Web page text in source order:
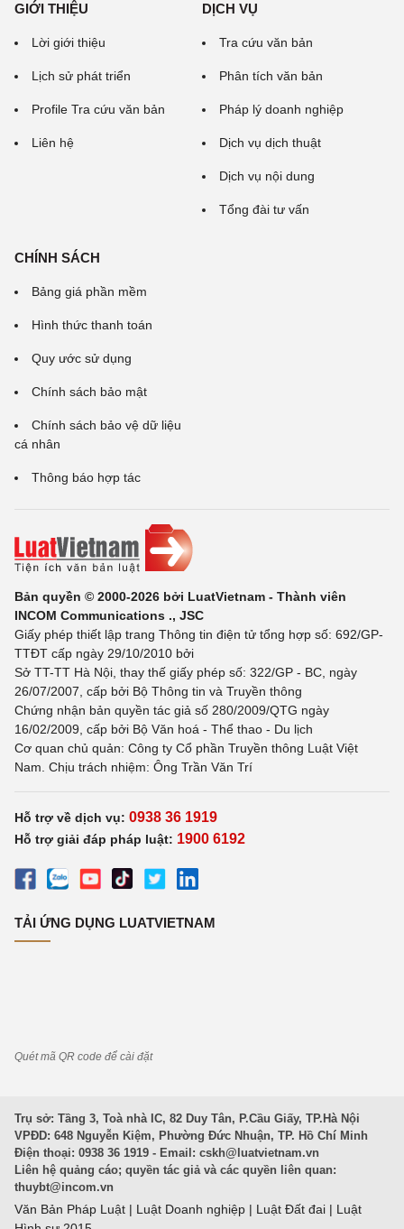
GIỚI THIỆU
Lời giới thiệu
Lịch sử phát triển
Profile Tra cứu văn bản
Liên hệ
DỊCH VỤ
Tra cứu văn bản
Phân tích văn bản
Pháp lý doanh nghiệp
Dịch vụ dịch thuật
Dịch vụ nội dung
Tổng đài tư vấn
CHÍNH SÁCH
Bảng giá phần mềm
Hình thức thanh toán
Quy ước sử dụng
Chính sách bảo mật
Chính sách bảo vệ dữ liệu
cá nhân
Thông báo hợp tác
Bản quyền © 2000-2026 bởi LuatVietnam - Thành viên
INCOM Communications ., JSC
Giấy phép thiết lập trang Thông tin điện tử tổng hợp số: 692/GP-
TTĐT cấp ngày 29/10/2010 bởi
Sở TT-TT Hà Nội, thay thế giấy phép số: 322/GP - BC, ngày
26/07/2007, cấp bởi Bộ Thông tin và Truyền thông
Chứng nhận bản quyền tác giả số 280/2009/QTG ngày
16/02/2009, cấp bởi Bộ Văn hoá - Thể thao - Du lịch
Cơ quan chủ quản: Công ty Cổ phần Truyền thông Luật Việt
Nam. Chịu trách nhiệm: Ông Trần Văn Trí
Hỗ trợ về dịch vụ: 0938 36 1919
Hỗ trợ giải đáp pháp luật: 1900 6192
TẢI ỨNG DỤNG LUATVIETNAM
Quét mã QR code để cài đặt
Trụ sở: Tầng 3, Toà nhà IC, 82 Duy Tân, P.Cầu Giấy, TP.Hà Nội
VPĐD: 648 Nguyễn Kiệm, Phường Đức Nhuận, TP. Hồ Chí Minh
Điện thoại: 0938 36 1919 - Email: cskh@luatvietnam.vn
Liên hệ quảng cáo; quyền tác giả và các quyền liên quan:
thuybt@incom.vn
Văn Bản Pháp Luật | Luật Doanh nghiệp | Luật Đất đai | Luật